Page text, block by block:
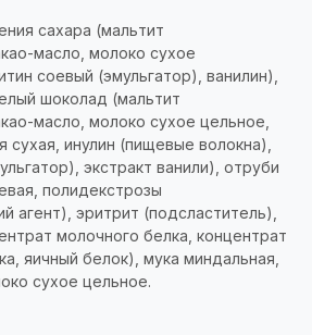
сахара (мальтит
масло, молоко сухое
соевый (эмульгатор), ванилин),
шоколад (мальтит
масло, молоко сухое цельное,
сухая, инулин (пищевые волокна),
экстракт ванили), отруби
полидекстрозы
агент), эритрит (подсластитель),
молочного белка, концентрат
яичный белок), мука миндальная,
сухое цельное.